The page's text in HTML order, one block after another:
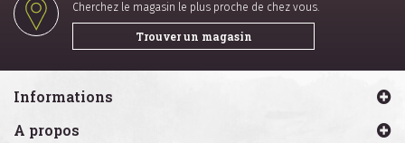
Cherchez le magasin le plus proche de chez vous.
Trouver un magasin
Informations
A propos